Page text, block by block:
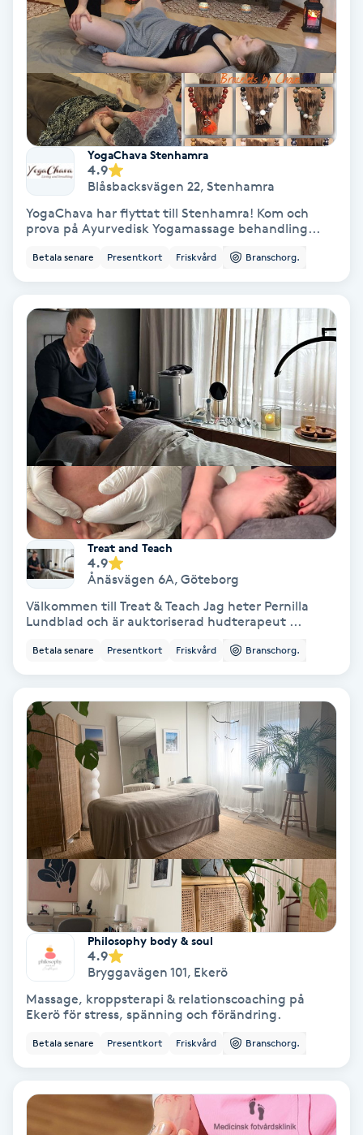
Kemisk peeling
Keratinbehandling
Kinesiologi
Kinesisk medicin
Kiropraktik
Klangmassage
Klippning & Slingor
Klippning ungdom
Koppningsmassage
Kosmetisk tatuering
Kostrådgivning
Kroppsinpackning
Kroppspeeling
Kärlbehandling
Laserbehandling
Lashlift Keratin
LED-ljusterapi
Liktornar
LPG-behandling
LPG-massage
Luggklippning
YogaChava Stenhamra
4.9
Blåsbacksvägen 22, Stenhamra
YogaChava har flyttat till Stenhamra! Kom och
prova på Ayurvedisk Yogamassage behandling...
Betala senare Presentkort Friskvård Branschorg.
Treat and Teach
4.9
Ånäsvägen 6A, Göteborg
Välkommen till Treat & Teach Jag heter Pernilla
Lundblad och är auktoriserad hudterapeut ...
Betala senare Presentkort Friskvård Branschorg.
Philosophy body & soul
4.9
Bryggavägen 101, Ekerö
Massage, kroppsterapi & relationscoaching på
Ekerö för stress, spänning och förändring.
Betala senare Presentkort Friskvård Branschorg.